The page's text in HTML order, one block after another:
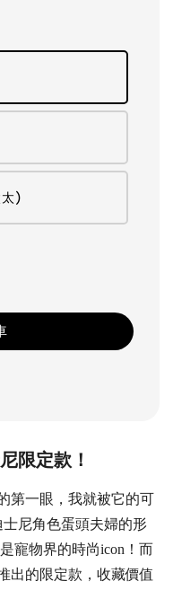
)
限定款！
第一眼，我就被它的可
尼角色蛋頭夫婦的形
寵物界的時尚icon！而
出的限定款，收藏價值